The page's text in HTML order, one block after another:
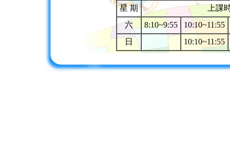
星 期
上課
六
8:10~9:55
10:10~11:55
日
10:10~11:55